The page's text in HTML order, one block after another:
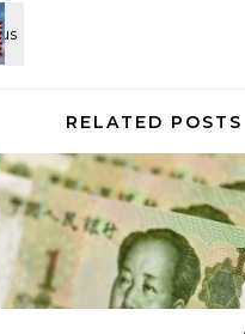
RELATED POSTS